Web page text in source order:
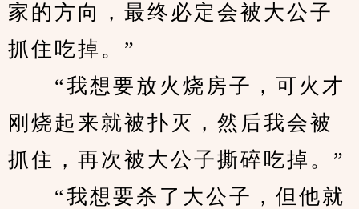
家的方向，最终必定会被大公子
抓住吃掉。”
“我想要放火烧房子，可火才
刚烧起来就被扑灭，然后我会被
抓住，再次被大公子撕碎吃掉。”
“我想要杀了大公子，但他就